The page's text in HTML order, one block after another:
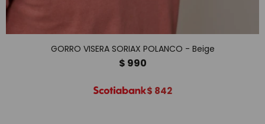
GORRO VISERA SORIAX POLANCO - Beige
$ 990
$ 842